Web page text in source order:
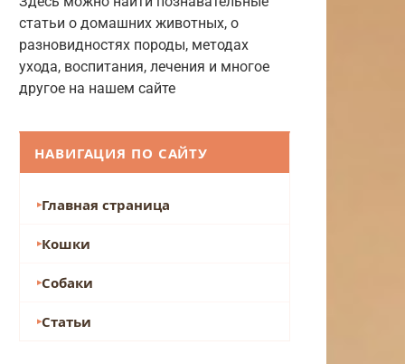
статьи о домашних животных, о
разновидностях породы, методах
ухода, воспитания, лечения и многое
другое на нашем сайте
НАВИГАЦИЯ ПО САЙТУ
Главная страница
Кошки
Собаки
Статьи